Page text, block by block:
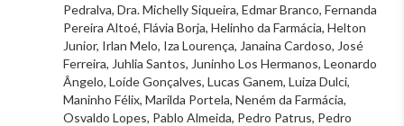
Pedralva, Dra. Michelly Siqueira, Edmar Branco, Fernanda
Pereira Altoé, Flávia Borja, Helinho da Farmácia, Helton
Junior, Irlan Melo, Iza Lourença, Janaina Cardoso, José
Ferreira, Juhlia Santos, Juninho Los Hermanos, Leonardo
Ângelo, Loíde Gonçalves, Lucas Ganem, Luiza Dulci,
Maninho Félix, Marilda Portela, Neném da Farmácia,
Osvaldo Lopes, Pablo Almeida, Pedro Patrus, Pedro